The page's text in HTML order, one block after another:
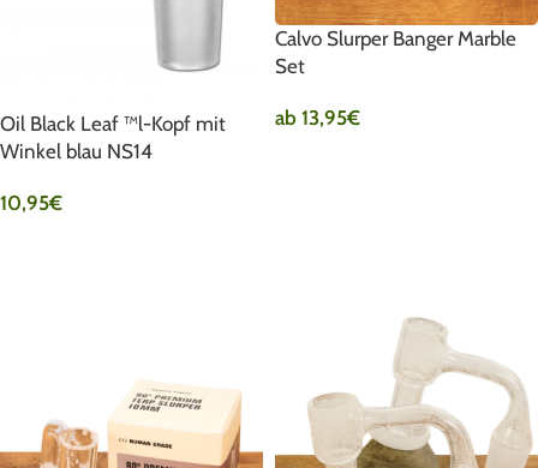
Oil Black Leaf ™l-Kopf mit
Winkel blau NS14
10,95€
Calvo Slurper Banger Marble
Set
ab 13,95€